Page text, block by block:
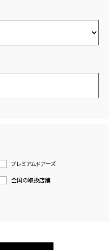
プレミアムドアーズ
全国の取扱店舗